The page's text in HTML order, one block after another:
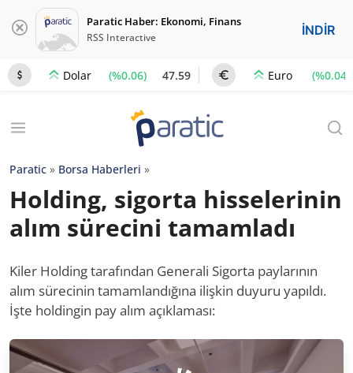
Paratic Haber: Ekonomi, Finans
RSS Interactive İNDİR
Dolar (%0.06) 47.59 Euro (%0.04)
Paratic » Borsa Haberleri »
Holding, sigorta hisselerinin
alım sürecini tamamladı
Kiler Holding tarafından Generali Sigorta paylarının
alım sürecinin tamamlandığına ilişkin duyuru yapıldı.
İşte holdingin pay alım açıklaması: